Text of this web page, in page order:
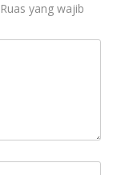
Ruas yang wajib